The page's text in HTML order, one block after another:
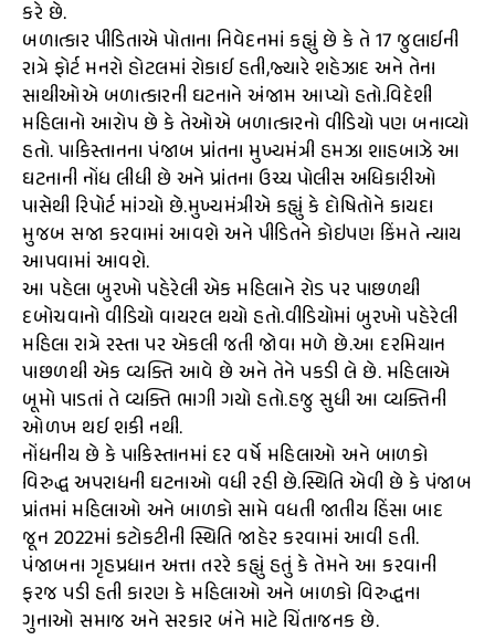
કરે છે.
બળાત્કાર પીડિતાએ પોતાના નિવેદનમાં કહ્યું છે કે તે 17 જુલાઈની
રાત્રે ફોર્ટ મનરો હોટલમાં રોકાઈ હતી,જ્યારે શહેઝાદ અને તેના
સાથીઓએ બળાત્કારની ઘટનાને અંજામ આપ્યો હતો.વિદેશી
મહિલાનો આરોપ છે કે તેઓએ બળાત્કારનો વીડિયો પણ બનાવ્યો
હતો. પાકિસ્તાનના પંજાબ પ્રાંતના મુખ્યમંત્રી હમઝા શાહબાઝે આ
ઘટનાની નોંધ લીધી છે અને પ્રાંતના ઉચ્ચ પોલીસ અધિકારીઓ
પાસેથી રિપોર્ટ માંગ્યો છે.મુખ્યમંત્રીએ કહ્યું કે દોષિતોને કાયદા
મુજબ સજા કરવામાં આવશે અને પીડિતને કોઇપણ કિંમતે ન્યાય
આપવામાં આવશે.
આ પહેલા બુરખો પહેરેલી એક મહિલાને રોડ પર પાછળથી
દબોચવાનો વીડિયો વાયરલ થયો હતો.વીડિયોમાં બુરખો પહેરેલી
મહિલા રાત્રે રસ્તા પર એકલી જતી જોવા મળે છે.આ દરમિયાન
પાછળથી એક વ્યક્તિ આવે છે અને તેને પકડી લે છે. મહિલાએ
બૂમો પાડતાં તે વ્યક્તિ ભાગી ગયો હતો.હજુ સુધી આ વ્યક્તિની
ઓળખ થઈ શકી નથી.
નોંધનીય છે કે પાકિસ્તાનમાં દર વર્ષે મહિલાઓ અને બાળકો
વિરુદ્ધ અપરાધની ઘટનાઓ વધી રહી છે.સ્થિતિ એવી છે કે પંજાબ
પ્રાંતમાં મહિલાઓ અને બાળકો સામે વધતી જાતીય હિંસા બાદ
જૂન 2022માં કટોકટીની સ્થિતિ જાહેર કરવામાં આવી હતી.
પંજાબના ગૃહપ્રધાન અત્તા તરરે કહ્યું હતું કે તેમને આ કરવાની
ફરજ પડી હતી કારણ કે મહિલાઓ અને બાળકો વિરુદ્ધના
ગુનાઓ સમાજ અને સરકાર બંને માટે ચિંતાજનક છે.